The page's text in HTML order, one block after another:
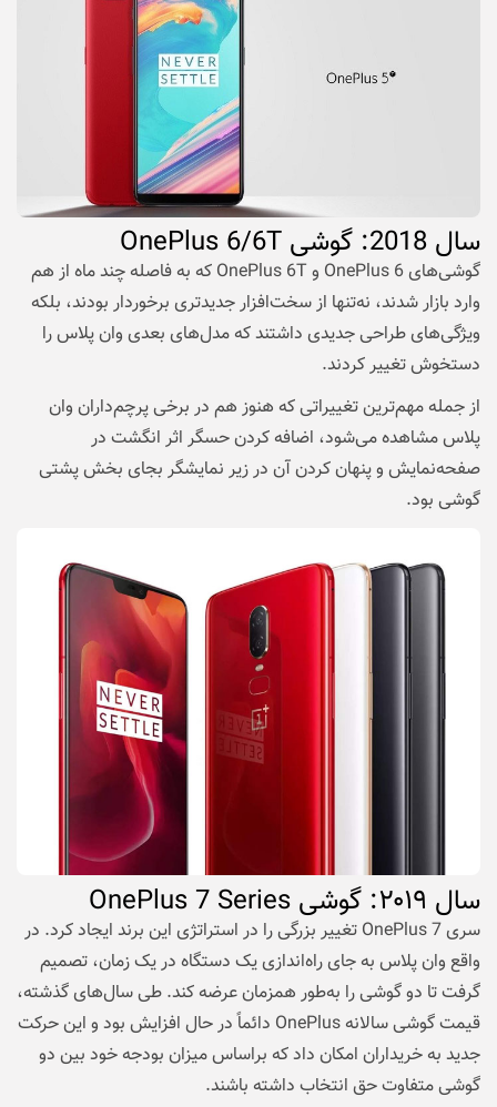
سال
گوشی‌های OnePlus 6 و OnePlus 6T که به فاصله چند ماه از هم
وارد بازار شدند، نه‌تنها از سخت‌افزار جدیدتری برخوردار بودند، بلکه
ویژگی‌های طراحی جدیدی داشتند که مدل‌های بعدی وان پلاس را
دستخوش تغییر کردند.
از جمله مهم‌ترین تغییراتی که هنوز هم در برخی پرچم‌داران وان
پلاس مشاهده می‌شود، اضافه کردن حسگر اثر انگشت در
صفحه‌نمایش و پنهان کردن آن در زیر نمایشگر بجای بخش پشتی
گوشی بود.
سال ۲۰۱۹: گوشی OnePlus 7 Series
سری OnePlus 7 تغییر بزرگی را در استراتژی این برند ایجاد کرد. در
واقع وان پلاس به جای راه‌اندازی یک دستگاه در یک زمان، تصمیم
گرفت تا دو گوشی را به‌طور همزمان عرضه کند. طی سال‌های گذشته،
قیمت گوشی سالانه OnePlus دائماً در حال افزایش بود و این حرکت
جدید به خریداران امکان داد که براساس میزان بودجه خود بین دو
گوشی متفاوت حق انتخاب داشته باشند.